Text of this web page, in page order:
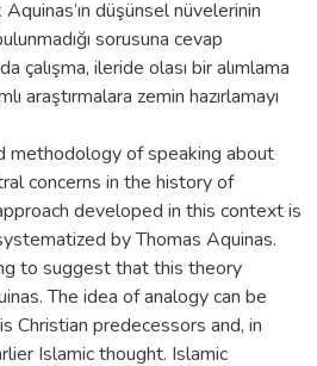
düşünsel nüvelerinin
sorusuna cevap
çalışma, ileride olası bir alımlama
araştırmalara zemin hazırlamayı
methodology of speaking about
concerns in the history of
developed in this context is
by Thomas Aquinas.
to suggest that this theory
The idea of analogy can be
Christian predecessors and, in
Islamic thought. Islamic